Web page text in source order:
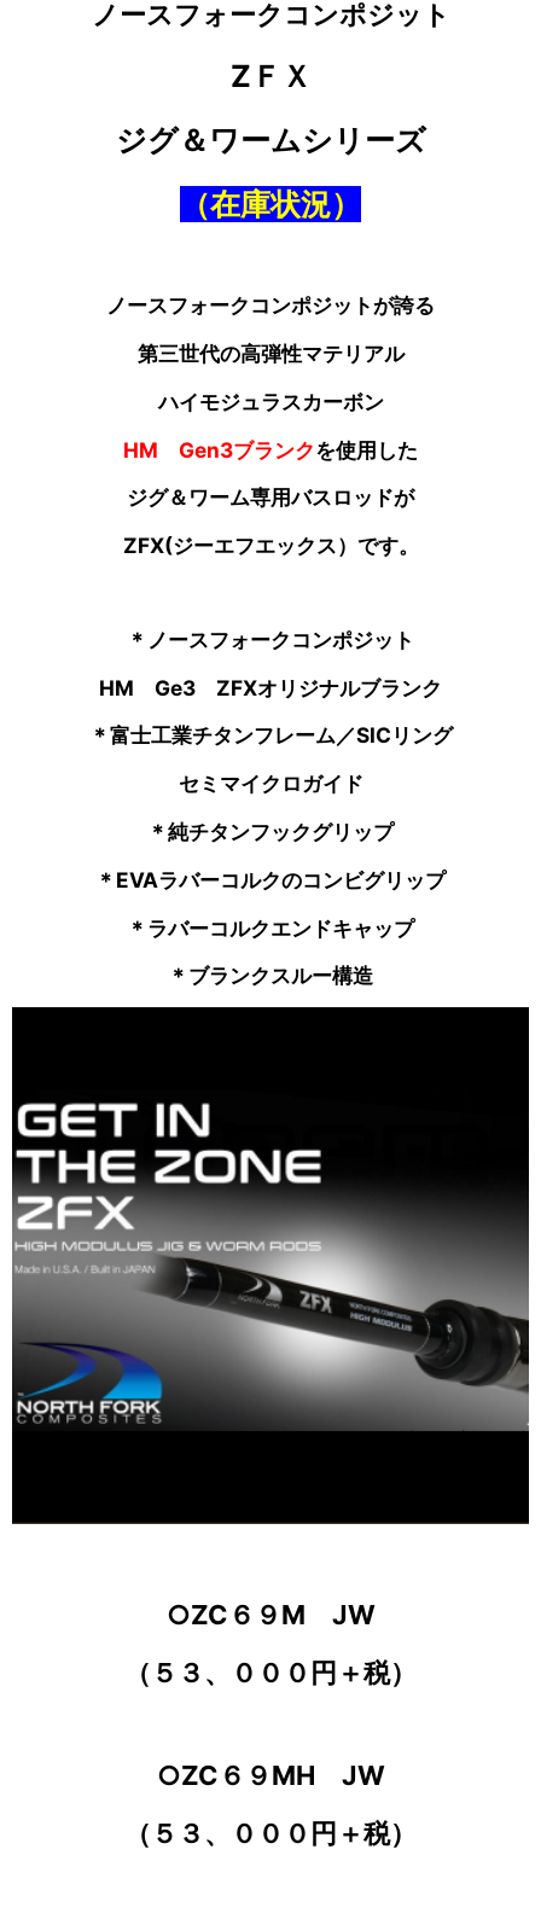
ノースフォークコンポジット
ZＦＸ
ジグ＆ワームシリーズ
（在庫状況）
ノースフォークコンポジットが誇る
第三世代の高弾性マテリアル
ハイモジュラスカーボン
HM Gen3ブランクを使用した
ジグ＆ワーム専用バスロッドが
ZFX(ジーエフエックス）です。
＊ノースフォークコンポジット
HM Ge3 ZFXオリジナルブランク
＊富士工業チタンフレーム／SICリング
セミマイクロガイド
＊純チタンフックグリップ
＊EVAラバーコルクのコンビグリップ
＊ラバーコルクエンドキャップ
＊ブランクスルー構造
○ZC６９M JW
（５３、０００円＋税）
○ZC６９MH JW
（５３、０００円＋税）